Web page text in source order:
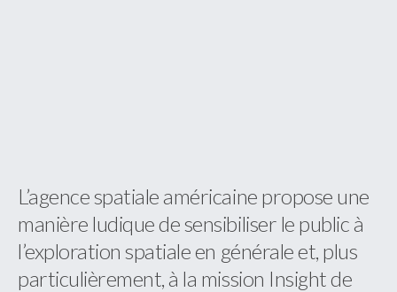
L’agence spatiale américaine propose une
manière ludique de sensibiliser le public à
l’exploration spatiale en générale et, plus
particulièrement, à la mission Insight de